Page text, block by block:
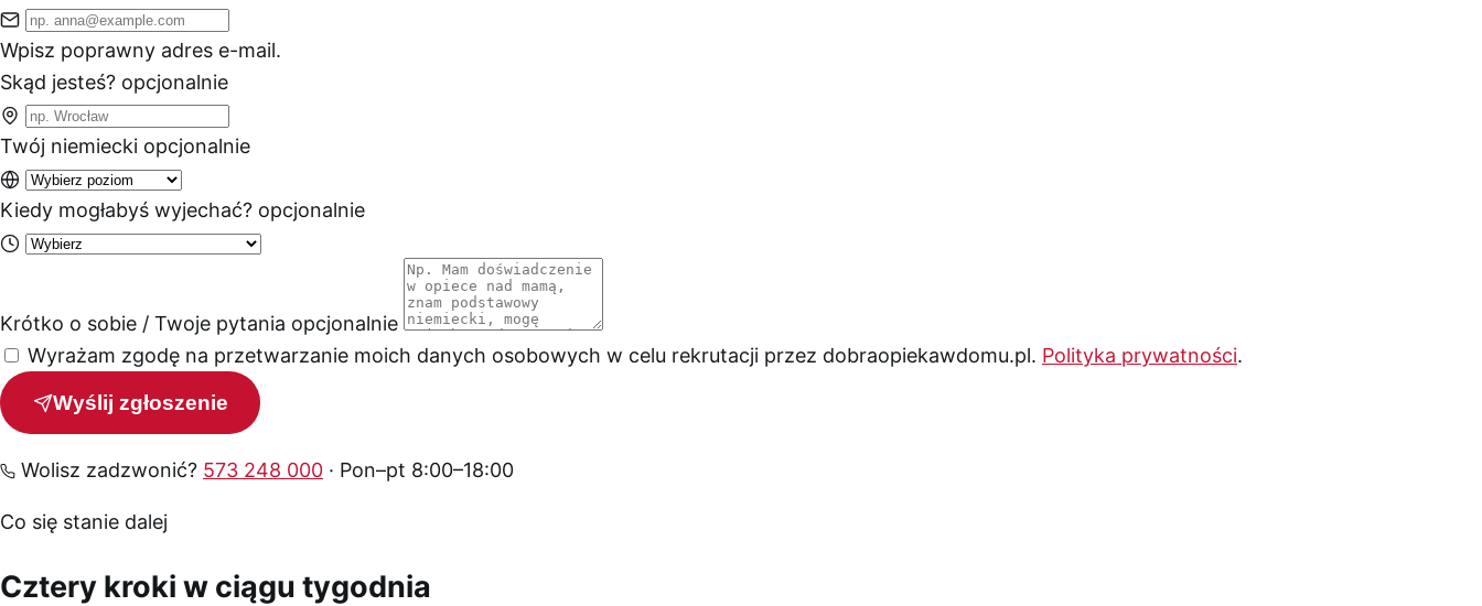
Wpisz poprawny adres e-mail.
Skąd jesteś? opcjonalnie
Twój niemiecki opcjonalnie
Kiedy mogłabyś wyjechać? opcjonalnie
Krótko o sobie / Twoje pytania opcjonalnie
Wyrażam zgodę na przetwarzanie moich danych osobowych w celu rekrutacji przez dobraopiekawdomu.pl. Polityka prywatności.
Wyślij zgłoszenie
Wolisz zadzwonić? 573 248 000 · Pon–pt 8:00–18:00
Co się stanie dalej
Cztery kroki w ciągu tygodnia